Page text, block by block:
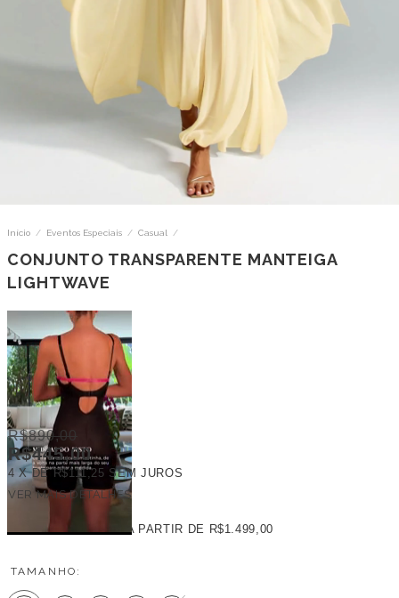
Início / Eventos Especiais / Casual /
CONJUNTO TRANSPARENTE MANTEIGA
LIGHTWAVE
R$890,00
R$445,00
4 X DER$111,25 SEM JUROS
VER MAIS DETALHES
FRETE GRÁTIS A PARTIR DE R$1.499,00
TAMANHO: